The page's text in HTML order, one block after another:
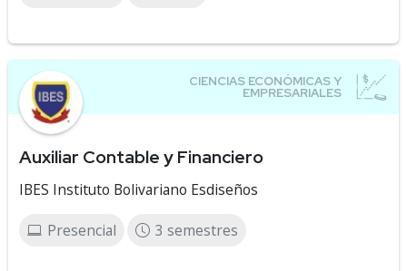
Auxiliar Contable y Financiero
IBES Instituto Bolivariano Esdiseños
Presencial 3 semestres